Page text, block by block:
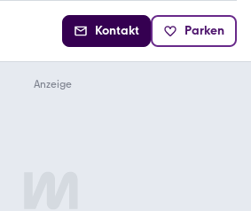
Kontakt Parken